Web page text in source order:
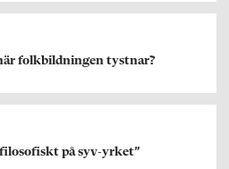
folkbildningen tystnar?
på syv-yrket”